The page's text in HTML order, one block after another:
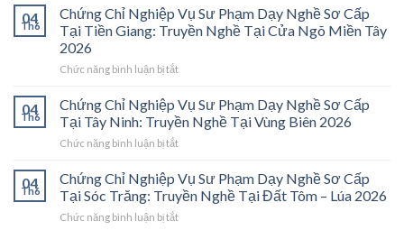
Cấp
Tại
Vĩnh
2026:
Cánh
Cửa
Nghề
“Thầy
Nghề”
Ở
Trung
Tâm
Chỉ
Nghiệp
Vụ
Phạm
Cấp
Tại
Trà
Vinh
Bệ
Phóng
Cho
Thợ
04
Th6
Chứng Chỉ Nghiệp Vụ Sư Phạm Dạy Nghề Sơ Cấp
Tại Tiền Giang: Truyền Nghề Tại Cửa Ngõ Miền Tây
2026
Chức năng bình luận bị tắtở
Chỉ
Nghiệp
Vụ
Sư
Dạy
Nghề
Sơ
Cấp
04
Th6
Chứng Chỉ Nghiệp Vụ Sư Phạm Dạy Nghề Sơ Cấp
Tại Tây Ninh: Truyền Nghề Tại Vùng Biên 2026
Chức năng bình luận bị tắtở
Chỉ
Nghiệp
Vụ
Sư
04
Th6
Chứng Chỉ Nghiệp Vụ Sư Phạm Dạy Nghề Sơ Cấp
Tại Sóc Trăng: Truyền Nghề Tại Đất Tôm – Lúa 2026
Chức năng bình luận bị tắtở